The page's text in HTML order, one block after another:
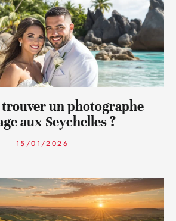
un photographe
aux Seychelles ?
15/01/2026